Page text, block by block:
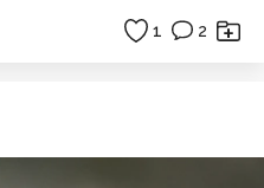
1 2